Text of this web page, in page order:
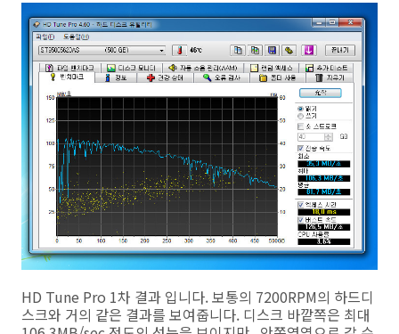
HD Tune Pro 1차 결과 입니다. 보통의 7200RPM의 하드디
스크와 거의 같은 결과를 보여줍니다. 디스크 바깥쪽은 최대